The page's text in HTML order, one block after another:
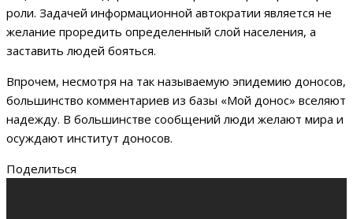
роли. Задачей информационной автократии является не
желание проредить определенный слой населения, а
заставить людей бояться.
Впрочем, несмотря на так называемую эпидемию доносов,
большинство комментариев из базы «Мой донос» вселяют
надежду. В большинстве сообщений люди желают мира и
осуждают институт доносов.
Поделиться